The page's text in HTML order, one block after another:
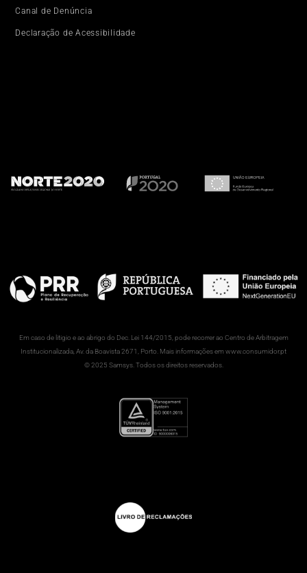
Canal de Denúncia
Declaração de Acessibilidade
Em caso de litigio e ao abrigo do Dec. Lei 144/2015, pode recorrer ao Centro de Arbitragem
Institucionalizada, Av. da Boavista 2671, Porto. Mais informações em www.consumidor.pt
© 2025 Samsys. Todos os direitos reservados.